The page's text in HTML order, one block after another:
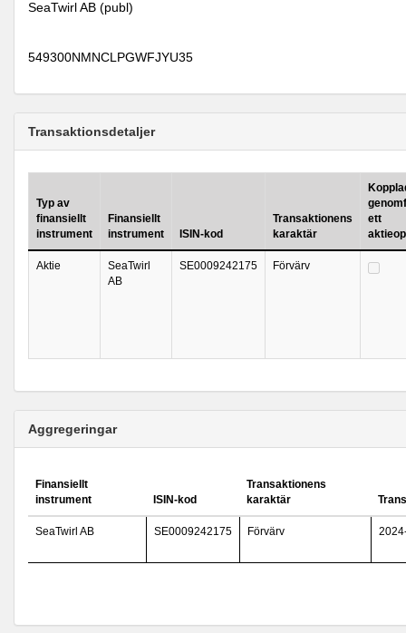
SeaTwirl AB (publ)
549300NMNCLPGWFJYU35
Transaktionsdetaljer
Typ av
finansiellt
instrument
Finansiellt
instrument
ISIN-kod
Transaktionens
karaktär
ett
Aktie
SeaTwirl
AB
SE0009242175 Förvärv
Aggregeringar
Finansiellt
instrument
ISIN-kod
Transaktionens
karaktär
SeaTwirl AB SE0009242175 Förvärv